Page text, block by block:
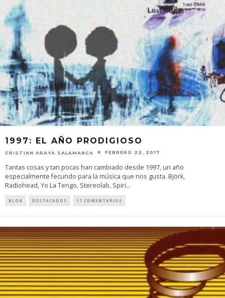
1997: EL AÑO PRODIGIOSO
CRISTIAN ARAYA SALAMANCA FEBRERO 22, 2017
Tantas cosas y tan pocas han cambiado desde 1997, un año
especialmente fecundo para la música que nos gusta. Björk,
Radiohead, Yo La Tengo, Stereolab, Spiri...
BLOG DESTACADOS 17 COMENTARIOS